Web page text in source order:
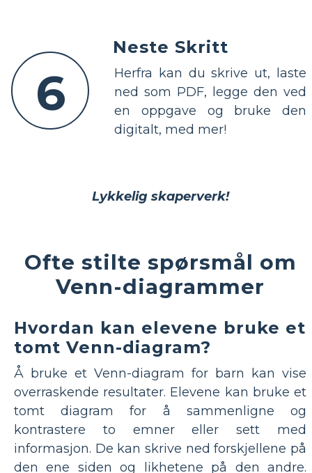
6
Neste Skritt
Herfra kan du skrive ut, laste
ned som PDF, legge den ved
en oppgave og bruke den
digitalt, med mer!
Lykkelig skaperverk!
Ofte stilte spørsmål om
Venn-diagrammer
Hvordan kan elevene bruke et
tomt Venn-diagram?
Å bruke et Venn-diagram for barn kan vise
overraskende resultater. Elevene kan bruke et
tomt diagram for å sammenligne og
kontrastere to emner eller sett med
informasjon. De kan skrive ned forskjellene på
den ene siden og likhetene på den andre.